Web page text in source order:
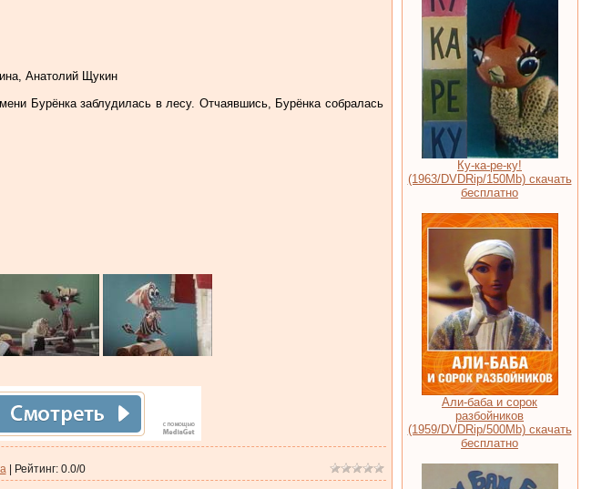
Анатолий Щукин
Бурёнка заблудилась в лесу. Отчаявшись, Бурёнка собралась
Рейтинг: 0.0/0
Ку-ка-ре-ку!
(1963/DVDRip/150Mb) скачать
бесплатно
Али-баба и сорок
разбойников
(1959/DVDRip/500Mb) скачать
бесплатно